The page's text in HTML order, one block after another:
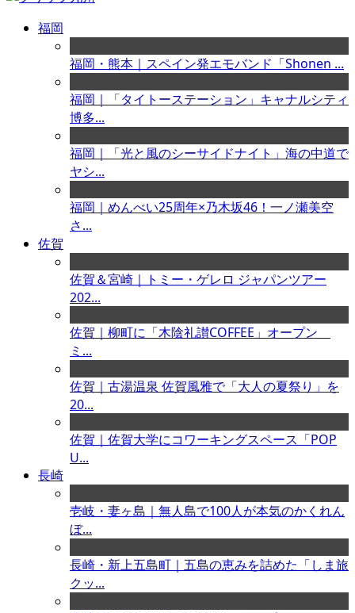
福岡
福岡・熊本｜スペイン発エモバンド「Shonen ...
福岡｜「タイトーステーション」キャナルシティ
博多...
福岡｜「光と風のシーサイドナイト」海の中道で
ヤシ...
福岡｜めんべい25周年×乃木坂46！一ノ瀬美空
さ...
佐賀
佐賀＆宮崎｜トミー・ゲレロ ジャパンツアー
202...
佐賀｜柳町に「木陰礼讃COFFEE」オープン
ミ...
佐賀｜古湯温泉 佐賀風雅で「大人の夏祭り」を
20...
佐賀｜佐賀大学にコワーキングスペース「POP
U...
長崎
壱岐・妻ヶ島｜無人島で100人が本気のかくれん
ぼ...
長崎・新上五島町｜五島の恵みを詰めた「しま旅
クッ...